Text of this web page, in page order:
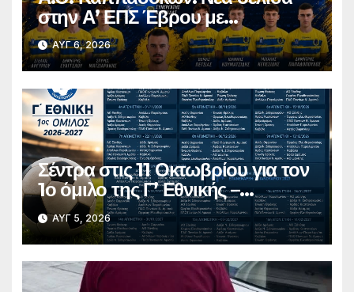
στην Α’ ΕΠΣ Έβρου με
φιλοδοξίες, σταθερότητα και
επένδυση στη νέα γενιά
ΑΥΓ 6, 2026
Σέντρα στις 11 Οκτωβρίου για τον
1ο όμιλο της Γ’ Εθνικής –
Ανακοινώθηκε το πλήρες
πρόγραμμα
ΑΥΓ 5, 2026